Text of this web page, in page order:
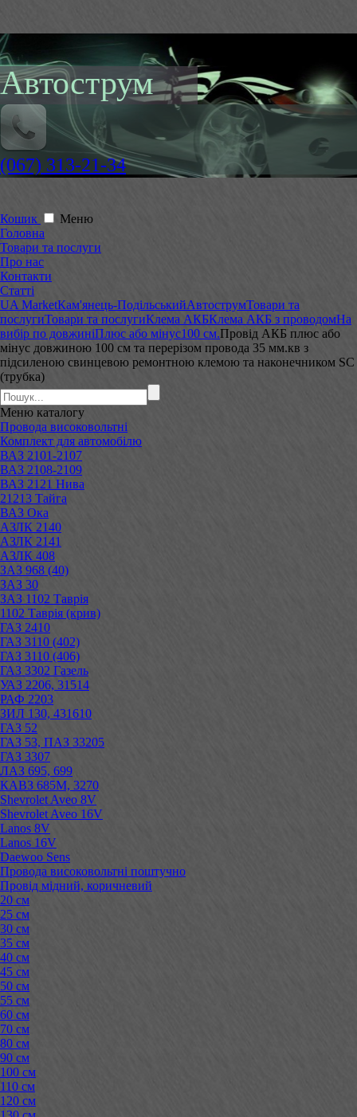
Автострум
(067) 313-21-34
Кошик
Меню
Головна
Товари та послуги
Про нас
Контакти
Статті
UA MarketКам'янець-ПодільськийАвтострумТовари та
послугиТовари та послугиКлема АКБКлема АКБ з проводомНа
вибір по довжиніПлюс або мінус100 см.Провід АКБ плюс або
мінус довжиною 100 см та перерізом провода 35 мм.кв з
підсиленою свинцевою ремонтною клемою та наконечником SC
(трубка)
Меню каталогу
Провода високовольтні
Комплект для автомобілю
ВАЗ 2101-2107
ВАЗ 2108-2109
ВАЗ 2121 Нива
21213 Тайга
ВАЗ Ока
АЗЛК 2140
АЗЛК 2141
АЗЛК 408
ЗАЗ 968 (40)
ЗАЗ 30
ЗАЗ 1102 Таврія
1102 Таврія (крив)
ГАЗ 2410
ГАЗ 3110 (402)
ГАЗ 3110 (406)
ГАЗ 3302 Газель
УАЗ 2206, 31514
РАФ 2203
ЗИЛ 130, 431610
ГАЗ 52
ГАЗ 53, ПАЗ 33205
ГАЗ 3307
ЛАЗ 695, 699
КАВЗ 685М, 3270
Shevrolet Aveo 8V
Shevrolet Aveo 16V
Lanos 8V
Lanos 16V
Daewoo Sens
Провода високовольтні поштучно
Провід мідний, коричневий
20 см
25 см
30 см
35 см
40 см
45 см
50 см
55 см
60 см
70 см
80 см
90 см
100 см
110 см
120 см